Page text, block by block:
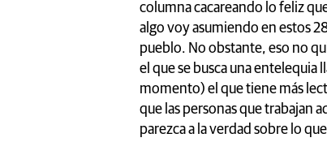
columna cacareando lo feliz
algo voy asumiendo en estos
pueblo. No obstante, eso no
el que se busca una entelequia
momento) el que tiene más
que las personas que trabajan
parezca a la verdad sobre lo